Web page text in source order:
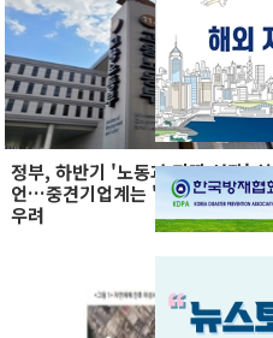
정부, 하반기 '노동과 진짜 성장' 선
언…중견기업계는 '경영 불확실성'
우려